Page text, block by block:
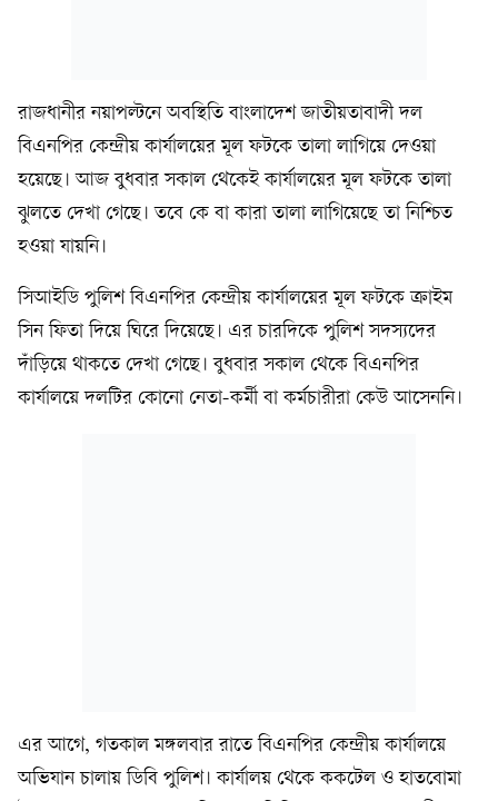
রাজধানীর নয়াপল্টনে অবস্থিতি বাংলাদেশ জাতীয়তাবাদী দল
বিএনপির কেন্দ্রীয় কার্যালয়ের মূল ফটকে তালা লাগিয়ে দেওয়া
হয়েছে। আজ বুধবার সকাল থেকেই কার্যালয়ের মূল ফটকে তালা
ঝুলতে দেখা গেছে। তবে কে বা কারা তালা লাগিয়েছে তা নিশ্চিত
হওয়া যায়নি।
সিআইডি পুলিশ বিএনপির কেন্দ্রীয় কার্যালয়ের মূল ফটকে ক্রাইম
সিন ফিতা দিয়ে ঘিরে দিয়েছে। এর চারদিকে পুলিশ সদস্যদের
দাঁড়িয়ে থাকতে দেখা গেছে। বুধবার সকাল থেকে বিএনপির
কার্যালয়ে দলটির কোনো নেতা-কর্মী বা কর্মচারীরা কেউ আসেননি।
এর আগে, গতকাল মঙ্গলবার রাতে বিএনপির কেন্দ্রীয় কার্যালয়ে
অভিযান চালায় ডিবি পুলিশ। কার্যালয় থেকে ককটেল ও হাতবোমা